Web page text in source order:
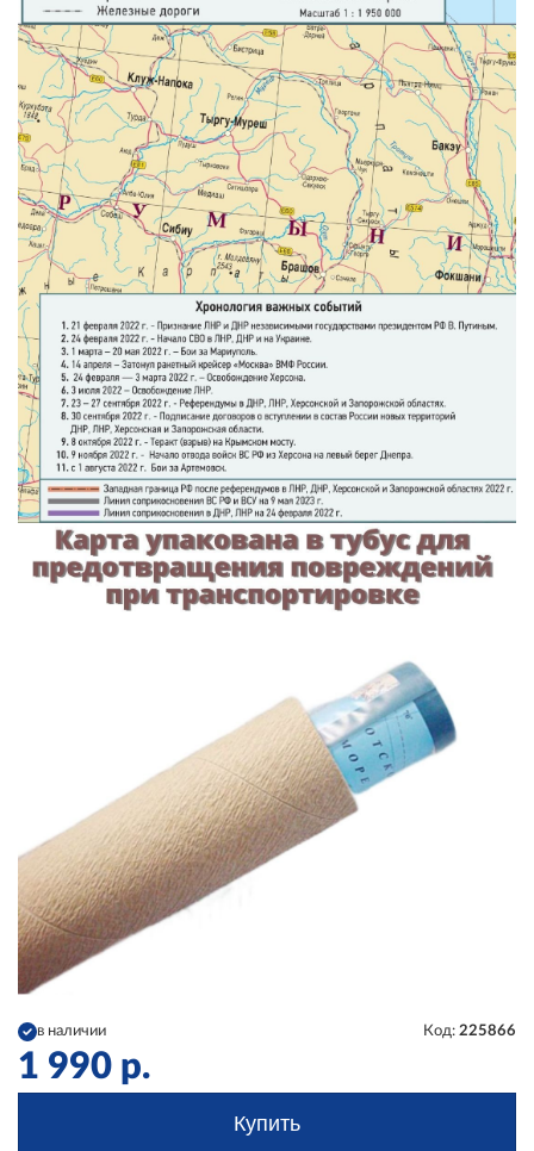
в наличии Код: 225866
1 990 р.
Купить